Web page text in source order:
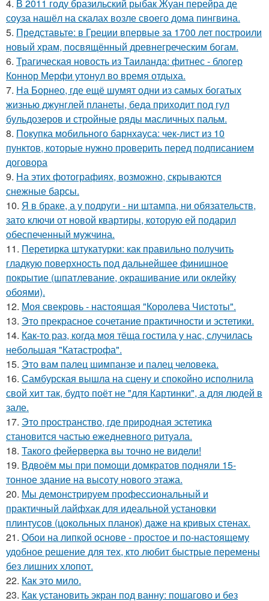
4. В 2011 году бразильский рыбак Жуан перейра де
соуза нашёл на скалах возле своего дома пингвина.
5. Представьте: в Греции впервые за 1700 лет построили
новый храм, посвящённый древнегреческим богам.
6. Трагическая новость из Таиланда: фитнес - блогер
Коннор Мерфи утонул во время отдыха.
7. На Борнео, где ещё шумят одни из самых богатых
жизнью джунглей планеты, беда приходит под гул
бульдозеров и стройные ряды масличных пальм.
8. Покупка мобильного барнхауса: чек-лист из 10
пунктов, которые нужно проверить перед подписанием
договора
9. На этих фотографиях, возможно, скрываются
снежные барсы.
10. Я в браке, а у подруги - ни штампа, ни обязательств,
зато ключи от новой квартиры, которую ей подарил
обеспеченный мужчина.
11. Перетирка штукатурки: как правильно получить
гладкую поверхность под дальнейшее финишное
покрытие (шпатлевание, окрашивание или оклейку
обоями).
12. Моя свекровь - настоящая "Королева Чистоты".
13. Это прекрасное сочетание практичности и эстетики.
14. Как-то раз, когда моя тёща гостила у нас, случилась
небольшая "Катастрофа".
15. Это вам палец шимпанзе и палец человека.
16. Самбурская вышла на сцену и спокойно исполнила
свой хит так, будто поёт не "для Картинки", а для людей в
зале.
17. Это пространство, где природная эстетика
становится частью ежедневного ритуала.
18. Такого фейерверка вы точно не видели!
19. Вдвоём мы при помощи домкратов подняли 15-
тонное здание на высоту нового этажа.
20. Мы демонстрируем профессиональный и
практичный лайфхак для идеальной установки
плинтусов (цокольных планок) даже на кривых стенах.
21. Обои на липкой основе - простое и по-настоящему
удобное решение для тех, кто любит быстрые перемены
без лишних хлопот.
22. Как это мило.
23. Как установить экран под ванну: пошагово и без